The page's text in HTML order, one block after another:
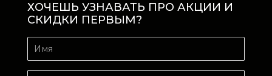
ХОЧЕШЬ УЗНАВАТЬ ПРО АКЦИИ И
СКИДКИ ПЕРВЫМ?